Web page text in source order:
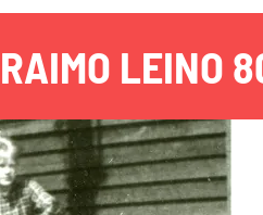
RAIMO LEINO